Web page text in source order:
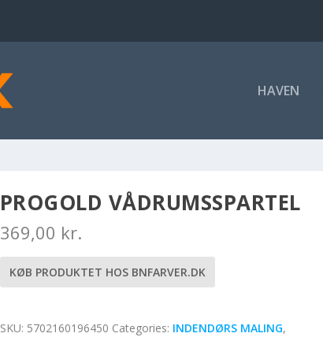
HAVEN
PROGOLD VÅDRUMSSPARTEL
369,00 kr.
KØB PRODUKTET HOS BNFARVER.DK
SKU: 5702160196450 Categories: INDENDØRS MALING,